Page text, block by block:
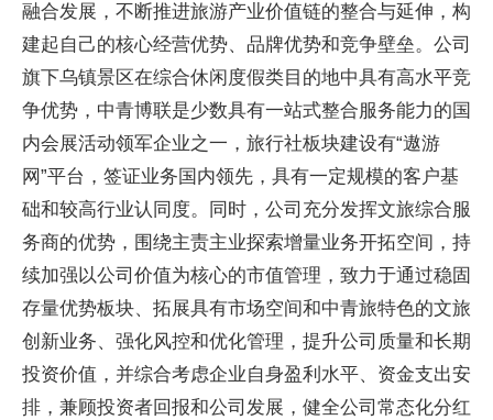
融合发展，不断推进旅游产业价值链的整合与延伸，构
建起自己的核心经营优势、品牌优势和竞争壁垒。公司
旗下乌镇景区在综合休闲度假类目的地中具有高水平竞
争优势，中青博联是少数具有一站式整合服务能力的国
内会展活动领军企业之一，旅行社板块建设有“遨游
网”平台，签证业务国内领先，具有一定规模的客户基
础和较高行业认同度。同时，公司充分发挥文旅综合服
务商的优势，围绕主责主业探索增量业务开拓空间，持
续加强以公司价值为核心的市值管理，致力于通过稳固
存量优势板块、拓展具有市场空间和中青旅特色的文旅
创新业务、强化风控和优化管理，提升公司质量和长期
投资价值，并综合考虑企业自身盈利水平、资金支出安
排，兼顾投资者回报和公司发展，健全公司常态化分红